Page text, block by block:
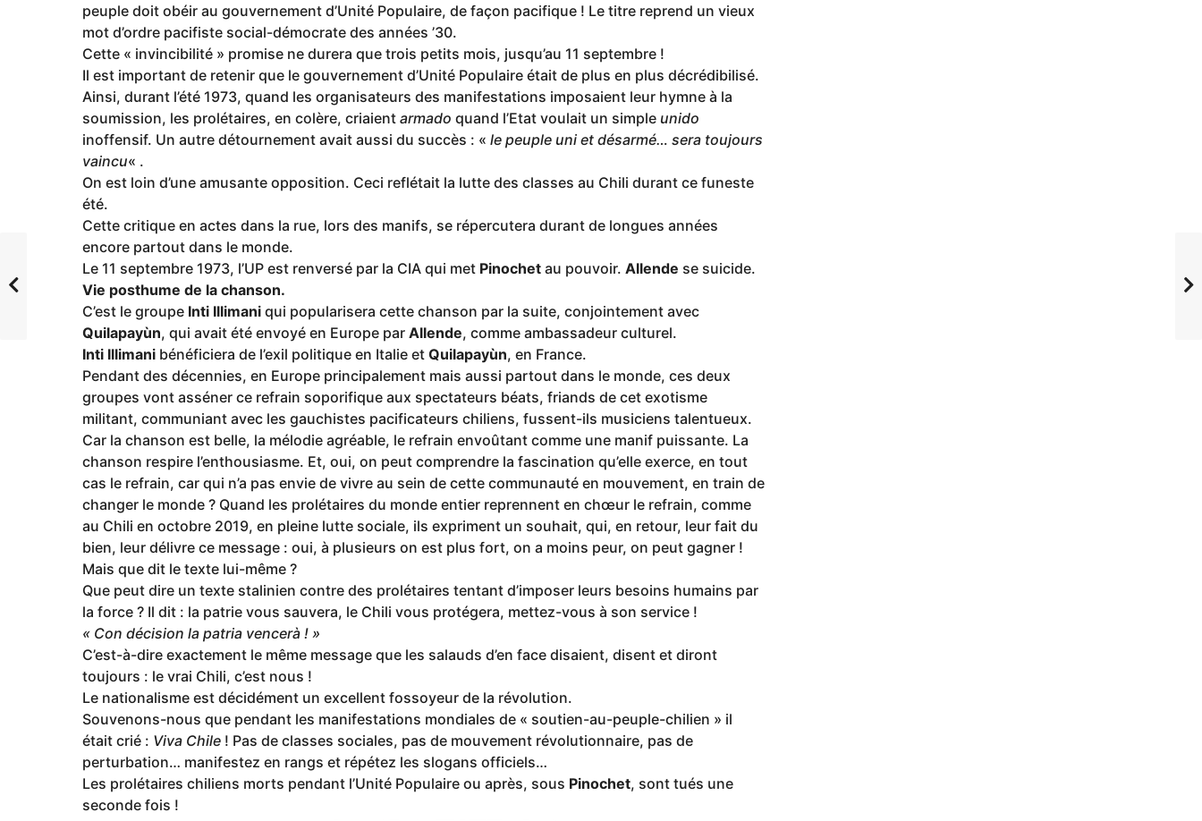
peuple doit obéir au gouvernement d’Unité Populaire, de façon pacifique ! Le titre reprend un vieux
mot d’ordre pacifiste social-démocrate des années ’30.
Cette « invincibilité » promise ne durera que trois petits mois, jusqu’au 11 septembre !
Il est important de retenir que le gouvernement d’Unité Populaire était de plus en plus décrédibilisé.
Ainsi, durant l’été 1973, quand les organisateurs des manifestations imposaient leur hymne à la
soumission, les prolétaires, en colère, criaient armado quand l’Etat voulait un simple unido
inoffensif. Un autre détournement avait aussi du succès : « le peuple uni et désarmé… sera toujours
vaincu« .
On est loin d’une amusante opposition. Ceci reflétait la lutte des classes au Chili durant ce funeste
été.
Cette critique en actes dans la rue, lors des manifs, se répercutera durant de longues années
encore partout dans le monde.
Le 11 septembre 1973, l’UP est renversé par la CIA qui met Pinochet au pouvoir. Allende se suicide.
Vie posthume de la chanson.
C’est le groupe Inti Illimani qui popularisera cette chanson par la suite, conjointement avec
Quilapayùn, qui avait été envoyé en Europe par Allende, comme ambassadeur culturel.
Inti Illimani bénéficiera de l’exil politique en Italie et Quilapayùn, en France.
Pendant des décennies, en Europe principalement mais aussi partout dans le monde, ces deux
groupes vont asséner ce refrain soporifique aux spectateurs béats, friands de cet exotisme
militant, communiant avec les gauchistes pacificateurs chiliens, fussent-ils musiciens talentueux.
Car la chanson est belle, la mélodie agréable, le refrain envoûtant comme une manif puissante. La
chanson respire l’enthousiasme. Et, oui, on peut comprendre la fascination qu’elle exerce, en tout
cas le refrain, car qui n’a pas envie de vivre au sein de cette communauté en mouvement, en train de
changer le monde ? Quand les prolétaires du monde entier reprennent en chœur le refrain, comme
au Chili en octobre 2019, en pleine lutte sociale, ils expriment un souhait, qui, en retour, leur fait du
bien, leur délivre ce message : oui, à plusieurs on est plus fort, on a moins peur, on peut gagner !
Mais que dit le texte lui-même ?
Que peut dire un texte stalinien contre des prolétaires tentant d’imposer leurs besoins humains par
la force ? Il dit : la patrie vous sauvera, le Chili vous protégera, mettez-vous à son service !
« Con décision la patria vencerà ! »
C’est-à-dire exactement le même message que les salauds d’en face disaient, disent et diront
toujours : le vrai Chili, c’est nous !
Le nationalisme est décidément un excellent fossoyeur de la révolution.
Souvenons-nous que pendant les manifestations mondiales de « soutien-au-peuple-chilien » il
était crié : Viva Chile ! Pas de classes sociales, pas de mouvement révolutionnaire, pas de
perturbation… manifestez en rangs et répétez les slogans officiels…
Les prolétaires chiliens morts pendant l’Unité Populaire ou après, sous Pinochet, sont tués une
seconde fois !